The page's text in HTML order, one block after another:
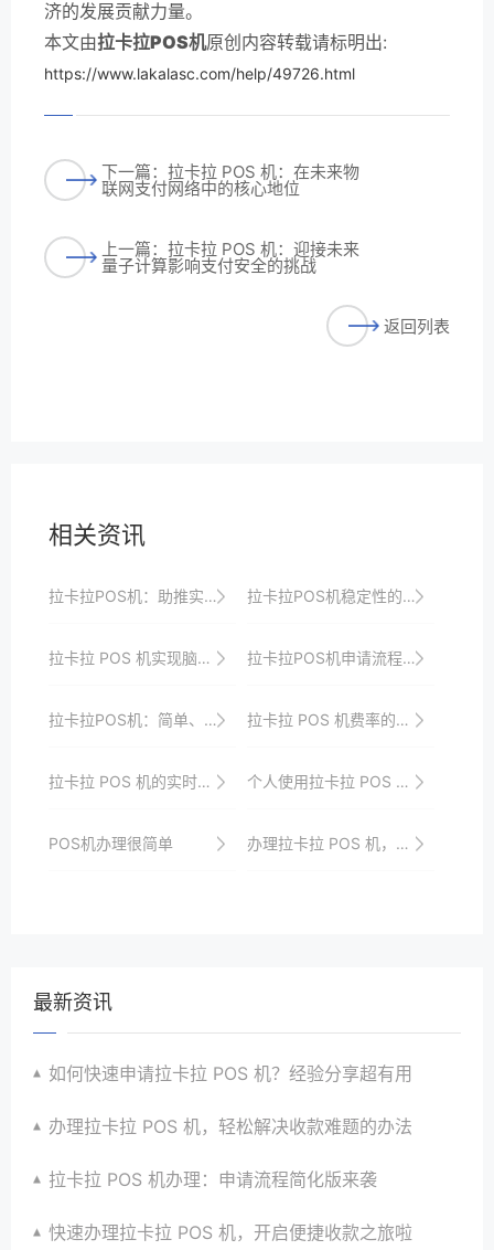
济的发展贡献力量。
本文由拉卡拉POS机原创内容转载请标明出:
https://www.lakalasc.com/help/49726.html
下一篇：拉卡拉 POS 机：在未来物
联网支付网络中的核心地位
上一篇：拉卡拉 POS 机：迎接未来
量子计算影响支付安全的挑战
返回列表
相关资讯
拉卡拉POS机：助推实体经济的发展 拉卡拉POS机稳定性的优化策略
拉卡拉 POS 机实现脑电波控制支付，引领未来支付潮流 拉卡拉POS机申请流程中常见问题汇总及解决方案！
拉卡拉POS机：简单、快捷、安全的支付选择 拉卡拉 POS 机费率的行业标准探讨与解读​
拉卡拉 POS 机的实时交易监控优势 个人使用拉卡拉 POS 机的注意事项
POS机办理很简单 办理拉卡拉 POS 机，享受便捷收款服务体验啦
最新资讯
如何快速申请拉卡拉 POS 机？经验分享超有用
办理拉卡拉 POS 机，轻松解决收款难题的办法
拉卡拉 POS 机办理：申请流程简化版来袭
快速办理拉卡拉 POS 机，开启便捷收款之旅啦